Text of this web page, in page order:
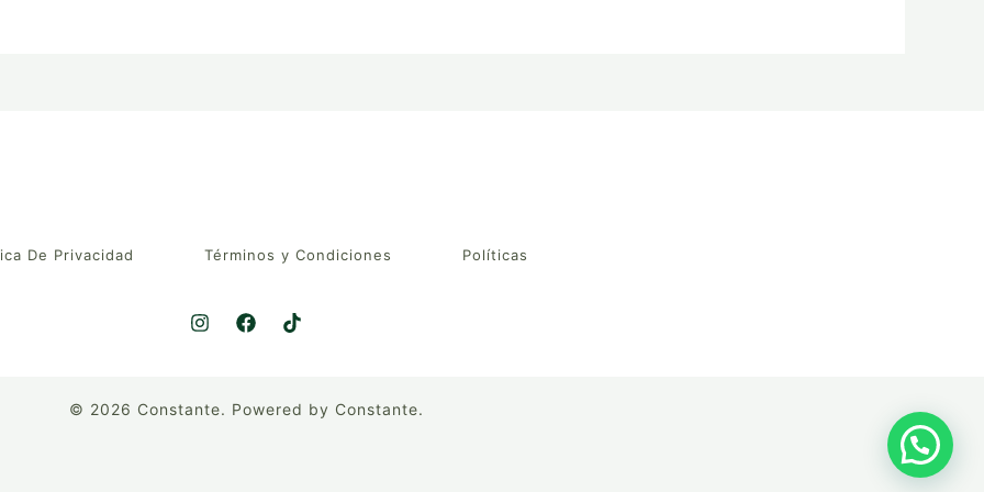
De Privacidad Términos y Condiciones Políticas
© 2026 Constante. Powered by Constante.